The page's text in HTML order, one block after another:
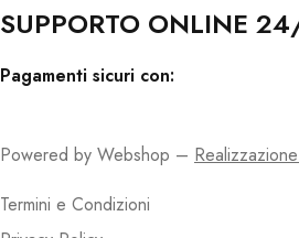
SUPPORTO ONLINE
Pagamenti sicuri con:
Powered by Webshop –
Termini e Condizioni